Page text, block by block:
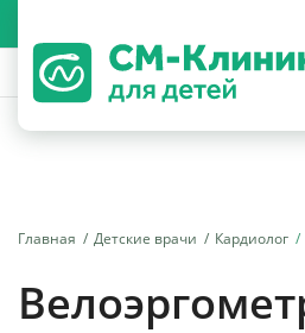
Главная Детские врачи Кардиолог